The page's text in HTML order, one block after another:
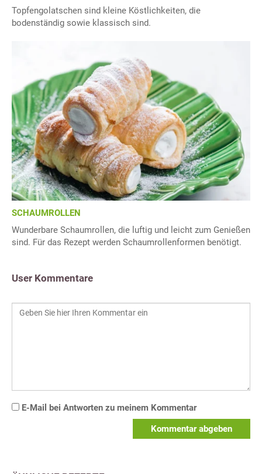
Topfengolatschen sind kleine Köstlichkeiten, die
bodenständig sowie klassisch sind.
SCHAUMROLLEN
Wunderbare Schaumrollen, die luftig und leicht zum Genießen
sind. Für das Rezept werden Schaumrollenformen benötigt.
User Kommentare
E-Mail bei Antworten zu meinem Kommentar
Kommentar abgeben